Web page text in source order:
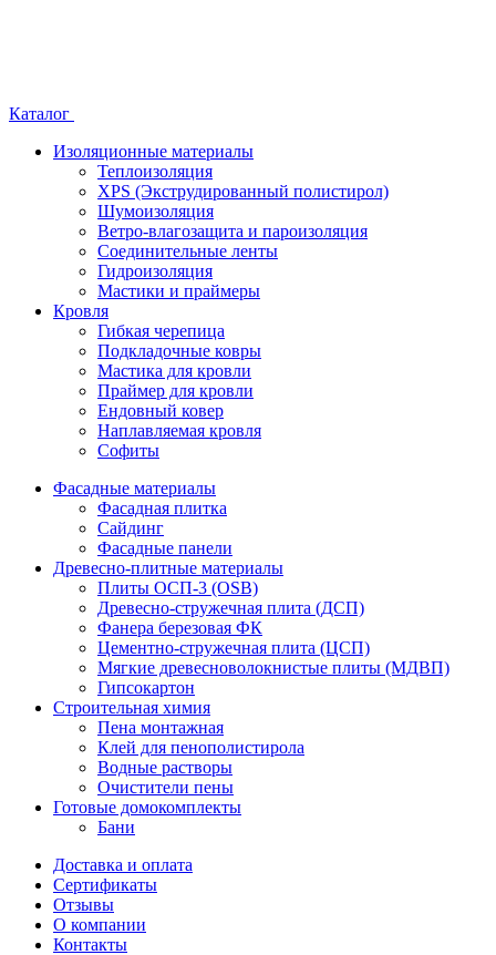
Каталог
Изоляционные материалы
Теплоизоляция
XPS (Экструдированный полистирол)
Шумоизоляция
Ветро-влагозащита и пароизоляция
Соединительные ленты
Гидроизоляция
Мастики и праймеры
Кровля
Гибкая черепица
Подкладочные ковры
Мастика для кровли
Праймер для кровли
Ендовный ковер
Наплавляемая кровля
Софиты
Фасадные материалы
Фасадная плитка
Сайдинг
Фасадные панели
Древесно-плитные материалы
Плиты ОСП-3 (OSB)
Древесно-стружечная плита (ДСП)
Фанера березовая ФК
Цементно-стружечная плита (ЦСП)
Мягкие древесноволокнистые плиты (МДВП)
Гипсокартон
Строительная химия
Пена монтажная
Клей для пенополистирола
Водные растворы
Очистители пены
Готовые домокомплекты
Бани
Доставка и оплата
Сертификаты
Отзывы
О компании
Контакты